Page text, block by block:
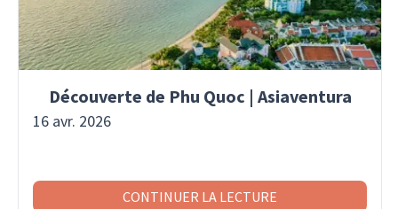
Découverte de Phu Quoc | Asiaventura
16 avr. 2026
CONTINUER LA LECTURE